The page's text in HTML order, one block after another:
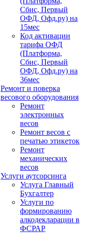
Сбис, Первый
ОФД, Офд.ру) на
15мес
Код активации
тарифа ОФД
(Платформа,
Сбис, Первый
ОФД, Офд.ру) на
36мес
Ремонт и поверка
весового оборудования
Ремонт
электронных
весов
Ремонт весов с
печатью этикеток
Ремонт
механических
весов
Услуги аутсорсинга
Услуга Главный
Бухгалтер
Услуги по
формированию
алкодекларации в
ФСРАР